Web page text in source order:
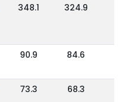
348.1 324.9
90.9 84.6
73.3 68.3